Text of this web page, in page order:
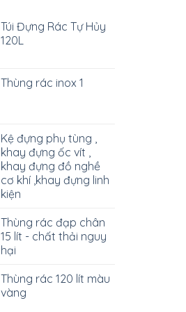
Túi Đựng Rác Tự Hủy
120L
Thùng rác inox 1
Kệ đựng phụ tùng ,
khay đựng ốc vít ,
khay đựng đồ nghề
cơ khí ,khay đựng linh
kiện
Thùng rác đạp chân
15 lít - chất thải nguy
hại
Thùng rác 120 lít màu
vàng